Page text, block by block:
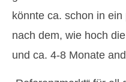
könnte ca. schon in
nach dem, wie hoch
und ca. 4-8 Monate